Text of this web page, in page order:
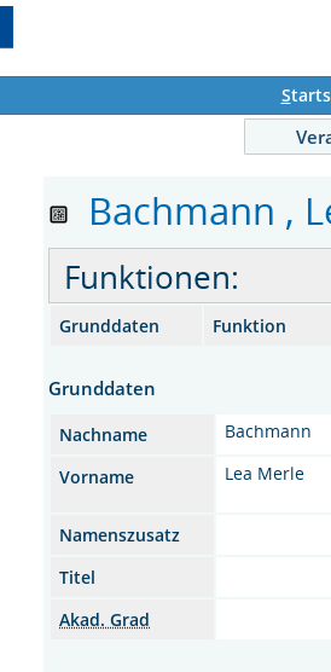
S
Bachmann ,
Funktionen:
Grunddaten Funktion
Grunddaten
Nachname
Bachmann
Vorname
Lea Merle
Namenszusatz
Titel
Akad. Grad